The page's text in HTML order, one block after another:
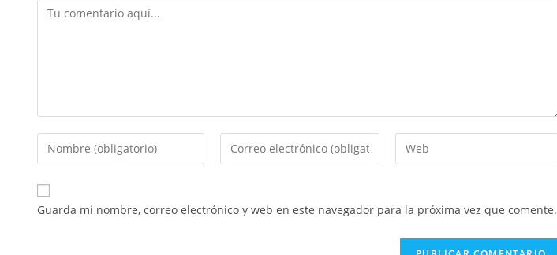
Guarda mi nombre, correo electrónico y web en este navegador para la próxima vez que comente.